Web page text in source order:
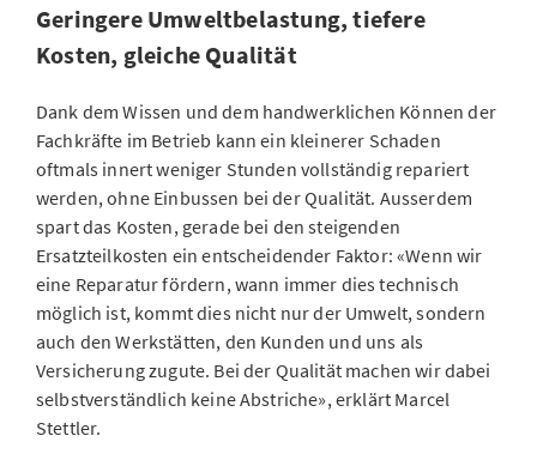
Geringere Umweltbelastung, tiefere
Kosten, gleiche Qualität
Dank dem Wissen und dem handwerklichen Können der
Fachkräfte im Betrieb kann ein kleinerer Schaden
oftmals innert weniger Stunden vollständig repariert
werden, ohne Einbussen bei der Qualität. Ausserdem
spart das Kosten, gerade bei den steigenden
Ersatzteilkosten ein entscheidender Faktor: «Wenn wir
eine Reparatur fördern, wann immer dies technisch
möglich ist, kommt dies nicht nur der Umwelt, sondern
auch den Werkstätten, den Kunden und uns als
Versicherung zugute. Bei der Qualität machen wir dabei
selbstverständlich keine Abstriche», erklärt Marcel
Stettler.